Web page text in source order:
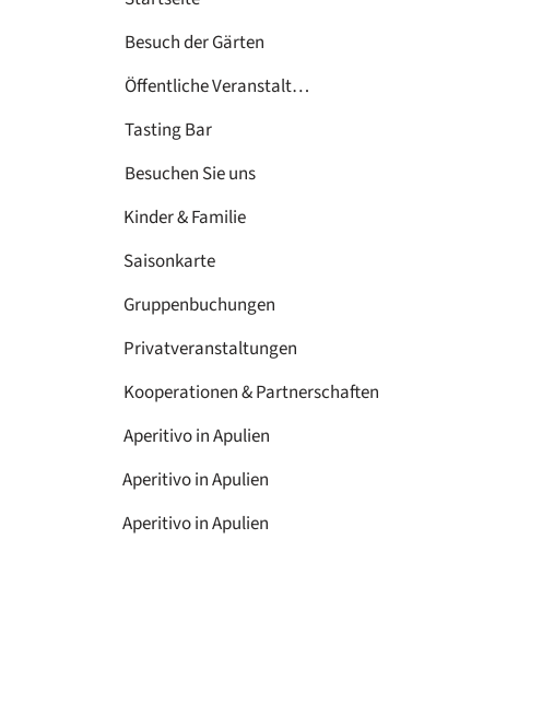
Besuch der Gärten
Öffentliche Veranstaltungen
Tasting Bar
Besuchen Sie uns
Kinder & Familie
Saisonkarte
Gruppenbuchungen
Privatveranstaltungen
Kooperationen & Partnerschaften
Aperitivo in Apulien
Aperitivo in Apulien
Aperitivo in Apulien